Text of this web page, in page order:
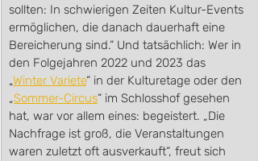
sollten: In schwierigen Zeiten Kultur-Events
ermöglichen, die danach dauerhaft eine
Bereicherung sind.“ Und tatsächlich: Wer in
den Folgejahren 2022 und 2023 das
„Winter Variete“ in der Kulturetage oder den
„Sommer-Circus“ im Schlosshof gesehen
hat, war vor allem eines: begeistert. „Die
Nachfrage ist groß, die Veranstaltungen
waren zuletzt oft ausverkauft“, freut sich